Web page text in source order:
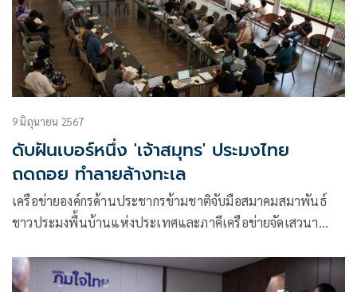
9 มิถุนายน 2567
ดับฝันเบอร์หนึ่ง 'เจ้าสมุทร' ประมงไทย
ถดถอย ทำลายล้างทะเล
เครือข่ายองค์กรด้านประชากรข้ามชาติจับมือสมาคมสมาพันธ์
ชาวประมงพื้นบ้านแห่งประเทศและภาคีเครือข่ายจัดเสวนา
กันอย่างเป็นธรรมและยั่งยืน” ต่อการแก้ไขกฎหมายการประมง
ซัดเป็นกฎหมายที่ถดถอยทำลายความยั่งยืนทางทะเล และเสี่ยง